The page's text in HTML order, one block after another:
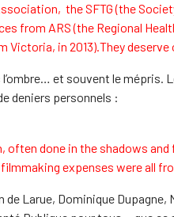
the SFTG (the
from ARS (the Regional
Victoria, in 2013).They deserve
et souvent le mépris.
deniers personnels :
done in the shadows
expenses were all
Larue, Dominique